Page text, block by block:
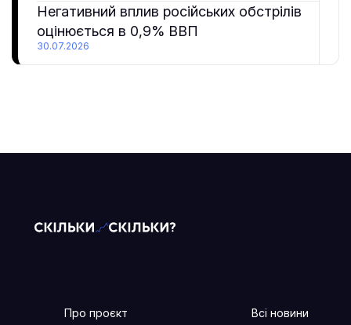
Негативний вплив російських обстрілів
оцінюється в 0,9% ВВП
30.07.2026
Про проєкт
Всі новини